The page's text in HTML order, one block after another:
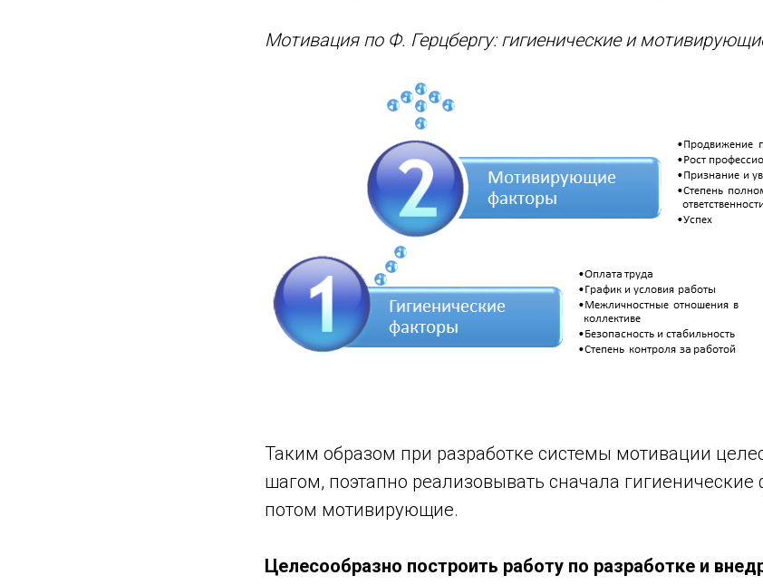
Мотивация по Ф. Герцбергу: гигиенические и
Таким образом при разработке системы мотивации
шагом, поэтапно реализовывать сначала
потом мотивирующие.
Целесообразно построить работу по разработке и